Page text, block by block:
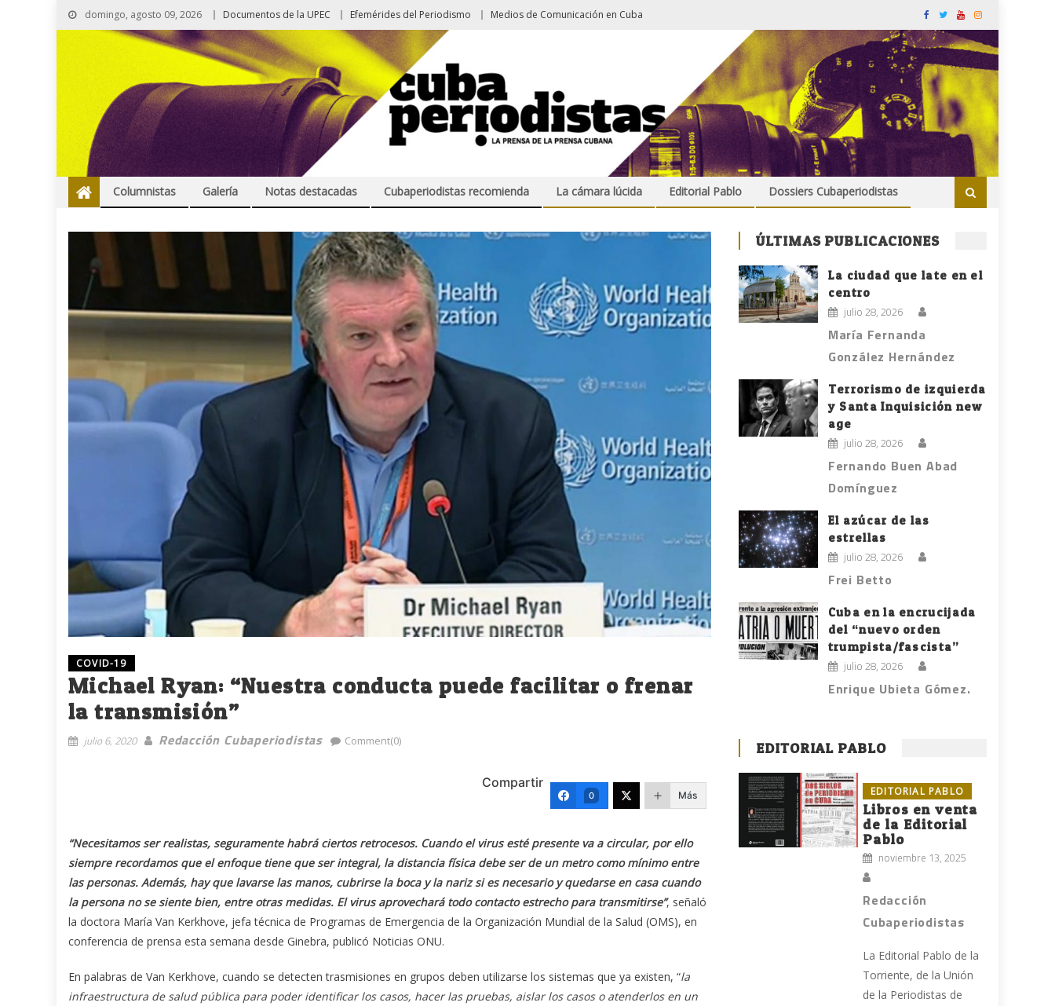
domingo, agosto 09, 2026 Documentos de la UPEC Efemérides del Periodismo Medios de Comunicación en Cuba
Columnistas Galería Notas destacadas Cubaperiodistas recomienda La cámara lúcida Editorial Pablo Dossiers Cubaperiodistas
COVID-19
Michael Ryan: “Nuestra conducta puede facilitar o frenar
la transmisión”
julio 6, 2020 Redacción Cubaperiodistas Comment(0)
Compartir
0 Más
“Necesitamos ser realistas, seguramente habrá ciertos retrocesos. Cuando el virus esté presente va a circular, por ello
siempre recordamos que el enfoque tiene que ser integral, la distancia física debe ser de un metro como mínimo entre
las personas. Además, hay que lavarse las manos, cubrirse la boca y la nariz si es necesario y quedarse en casa cuando
la persona no se siente bien, entre otras medidas. El virus aprovechará todo contacto estrecho para transmitirse”, señaló
la doctora María Van Kerkhove, jefa técnica de Programas de Emergencia de la Organización Mundial de la Salud (OMS), en
conferencia de prensa esta semana desde Ginebra, publicó Noticias ONU.
En palabras de Van Kerkhove, cuando se detecten trasmisiones en grupos deben utilizarse los sistemas que ya existen, “la
infraestructura de salud pública para poder identificar los casos, hacer las pruebas, aislar los casos o atenderlos en un
ÚLTIMAS PUBLICACIONES
La ciudad que late en el
centro
julio 28, 2026
María Fernanda
González Hernández
Terrorismo de izquierda
y Santa Inquisición new
age
julio 28, 2026
Fernando Buen Abad
Domínguez
El azúcar de las
estrellas
julio 28, 2026
Frei Betto
Cuba en la encrucijada
del “nuevo orden
trumpista/fascista”
julio 28, 2026
Enrique Ubieta Gómez.
EDITORIAL PABLO
EDITORIAL PABLO
Libros en venta
de la Editorial
Pablo
noviembre 13, 2025
Redacción
Cubaperiodistas
La Editorial Pablo de la
Torriente, de la Unión
de la Periodistas de